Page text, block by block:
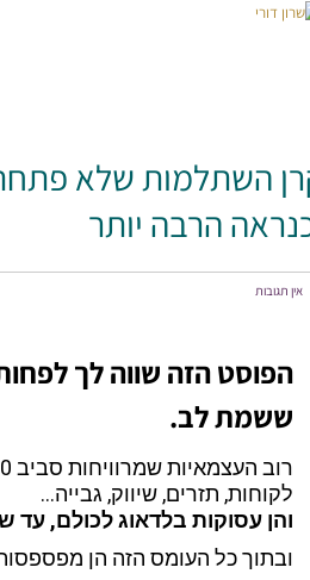
הרבה יותר
אין תגובות
ששמת לב.
רוב העצמאיות שמרוויחות סביב 20,000 ₪ בחודש רצות כל השנה על אוטומט:
לקוחות, תזרים, שיווק, גבייה…
והן עסוקות בלדאוג לכולם, עד
ובתוך כל העומס הזה הן